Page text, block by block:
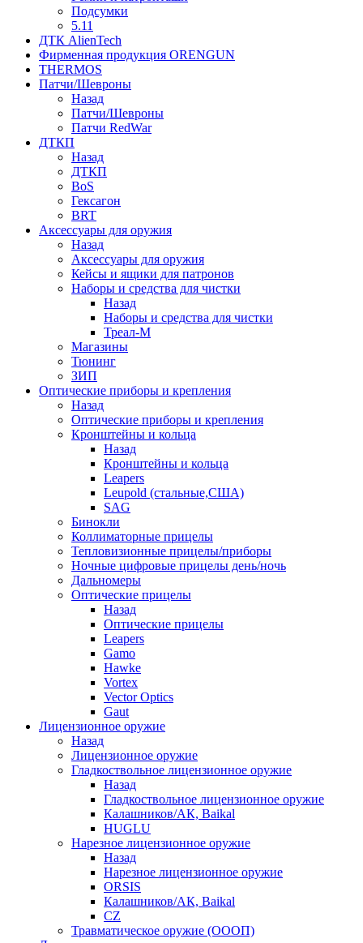
Подсумки
5.11
ДТК AlienTech
Фирменная продукция ORENGUN
THERMOS
Патчи/Шевроны
Назад
Патчи/Шевроны
Патчи RedWar
ДТКП
Назад
ДТКП
BoS
Гексагон
BRT
Аксессуары для оружия
Назад
Аксессуары для оружия
Кейсы и ящики для патронов
Наборы и средства для чистки
Назад
Наборы и средства для чистки
Треал-М
Магазины
Тюнинг
ЗИП
Оптические приборы и крепления
Назад
Оптические приборы и крепления
Кронштейны и кольца
Назад
Кронштейны и кольца
Leapers
Leupold (стальные,США)
SAG
Бинокли
Коллиматорные прицелы
Тепловизионные прицелы/приборы
Ночные цифровые прицелы день/ночь
Дальномеры
Оптические прицелы
Назад
Оптические прицелы
Leapers
Gamo
Hawke
Vortex
Vector Optics
Gaut
Лицензионное оружие
Назад
Лицензионное оружие
Гладкоствольное лицензионное оружие
Назад
Гладкоствольное лицензионное оружие
Калашников/АК, Baikal
HUGLU
Нарезное лицензионное оружие
Назад
Нарезное лицензионное оружие
ORSIS
Калашников/АК, Baikal
CZ
Травматическое оружие (ОООП)